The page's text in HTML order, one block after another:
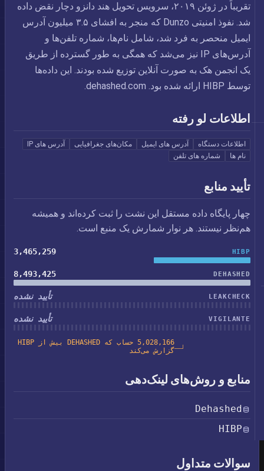
تقریباً در ژوئن ۲۰۱۹، سرویس تحویل هند دانزو دچار نقض داده
شد. نفوذ امنیتی Dunzo که منجر به افشای ۳.۵ میلیون آدرس
ایمیل منحصر به فرد شد، شامل نام‌ها، شماره تلفن‌ها و
آدرس‌های IP نیز می‌شد که همگی به طور گسترده از طریق
یک انجمن هک به صورت آنلاین توزیع شده بودند. این داده‌ها
توسط HIBP ارائه شده بود. dehashed.com.
اطلاعات لو رفته
اطلاعات دستگاه آدرس های ایمیل مکان‌های جغرافیایی
آدرس های IP
نام ها
شماره های تلفن
تأیید منابع
چهار پایگاه داده مستقل این نشت را ثبت کرده‌اند و همیشه
هم‌نظر نیستند. هر نوار شمارش یک منبع است.
HIBP
3,465,259
DEHASHED
8,493,425
LEAKCHECK تأیید نشده
VIGILANTE تأیید نشده
5,028,166 حساب که DEHASHED بیش از HIBP
گزارش می‌کند
منابع و روش‌های لینک‌دهی
Dehashed
HIBP
سوالات متداول